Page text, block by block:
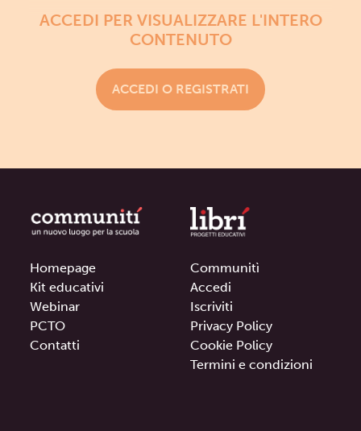
ACCEDI PER VISUALIZZARE L'INTERO
CONTENUTO
ACCEDI O REGISTRATI
Homepage
Kit educativi
Webinar
PCTO
Contatti
Communitì
Accedi
Iscriviti
Privacy Policy
Cookie Policy
Termini e condizioni